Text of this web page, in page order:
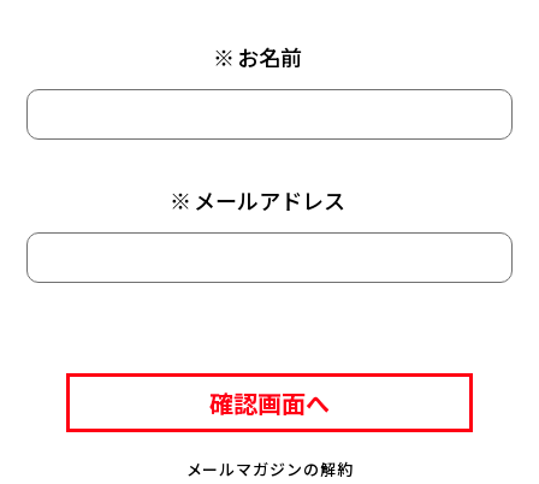
お名前
※
メールアドレス
※
メールマガジンの解約